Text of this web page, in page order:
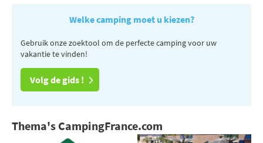
Welke camping moet u kiezen?
Gebruik onze zoektool om de perfecte camping voor uw
vakantie te vinden!
Volg de gids !
Thema's CampingFrance.com